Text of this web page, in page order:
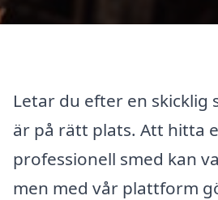
Letar du efter en skicklig
är på rätt plats. Att hitta
professionell smed kan
men med vår plattform